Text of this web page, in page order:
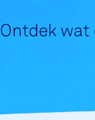
Ontdek wat